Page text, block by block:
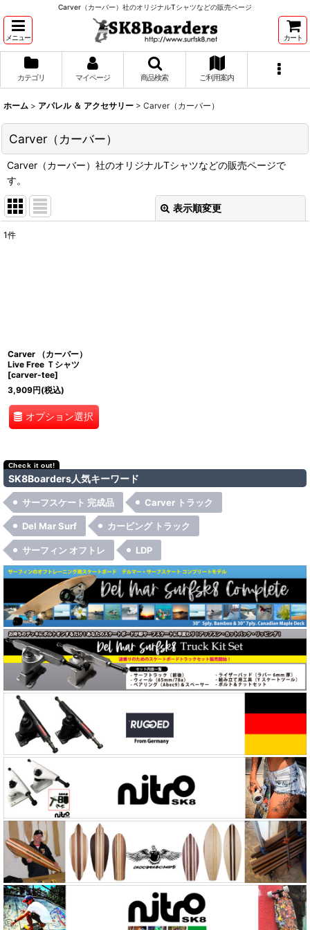
Carver（カーバー）社のオリジナルTシャツなどの販売ページ
メニュー カート
カテゴリ マイページ 商品検索 ご利用案内
ホーム > アパレル ＆ アクセサリー > Carver（カーバー）
Carver（カーバー）
Carver（カーバー）社のオリジナルTシャツなどの販売ページで
す。
表示順変更
1件
Carver （カーバー）
Live Free Ｔシャツ
[carver-tee]
3,909円(税込)
オプション選択
SK8Boarders人気キーワード
サーフスケート 完成品 Carver トラック
Del Mar Surf カービング トラック
サーフィン オフトレ LDP